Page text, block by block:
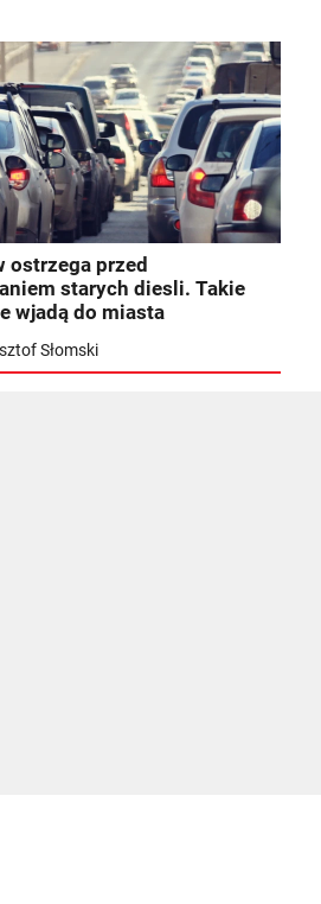
ostrzega przed
starych diesli. Takie
wjadą do miasta
Słomski